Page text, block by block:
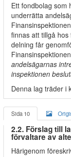
Ett fondbolag som
underrätta
finnas att tillgå
delning får
andelsägarnas
inspektionen
Denna lag träder i
Sida 10
2.2. Förslag till
förvaltare av
Härigenom